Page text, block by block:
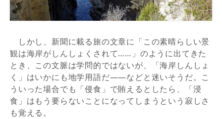
しかし、新聞に載る旅の文章に「この素晴らしい景
観は海岸がしんしょくされて……」のように出てきた
とき、この文脈は学問的ではないが、「海岸しんしょ
く」はいかにも地学用語だ——などと迷いそうだ。こ
ういった場合でも「侵食」で賄えるとしたら、「浸
食」はもう要らないことになってしまうという寂しさ
も覚える。